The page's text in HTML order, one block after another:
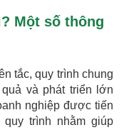
Một số thông
tắc, quy trình chung
và phát triển lớn
nghiệp được tiến
trình nhằm giúp